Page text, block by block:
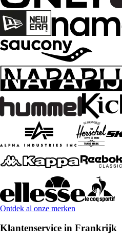
Ontdek al onze merken
Klantenservice in Frankrijk